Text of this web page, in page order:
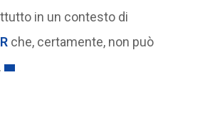
in un contesto di
che, certamente, non può